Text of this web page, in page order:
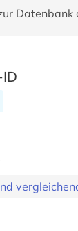
Datenbank